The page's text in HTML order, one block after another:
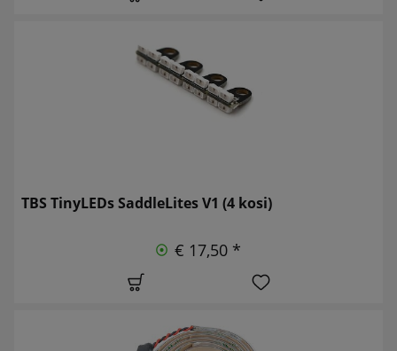
TBS TinyLEDs SaddleLites V1 (4 kosi)
€ 17,50 *